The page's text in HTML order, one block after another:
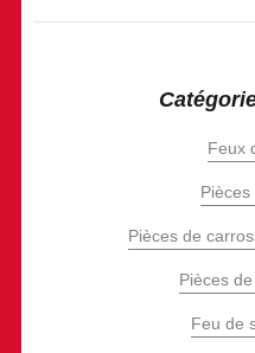
Feux
Pièces de
Pièces
Feu de